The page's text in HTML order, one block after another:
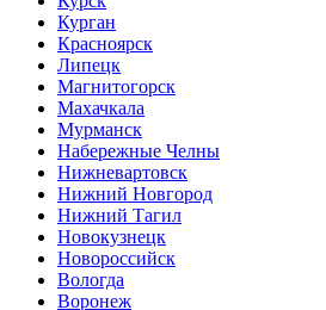
Курган
Красноярск
Липецк
Магнитогорск
Махачкала
Мурманск
Набережные Челны
Нижневартовск
Нижний Новгород
Нижний Тагил
Новокузнецк
Новороссийск
Вологда
Воронеж